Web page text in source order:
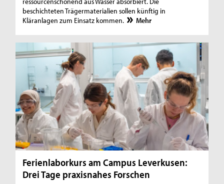
beschichteten Trägermaterialien sollen künftig in
Kläranlagen zum Einsatz kommen.
Mehr
Ferienlaborkurs am Campus Leverkusen:
Drei Tage praxisnahes Forschen